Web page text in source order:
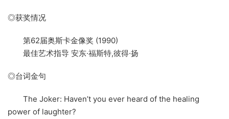
◎获奖情况
第62届奥斯卡金像奖 (1990)
最佳艺术指导 安东·福斯特,彼得·扬
◎台词金句
The Joker: Haven’t you ever heard of the healing
power of laughter?